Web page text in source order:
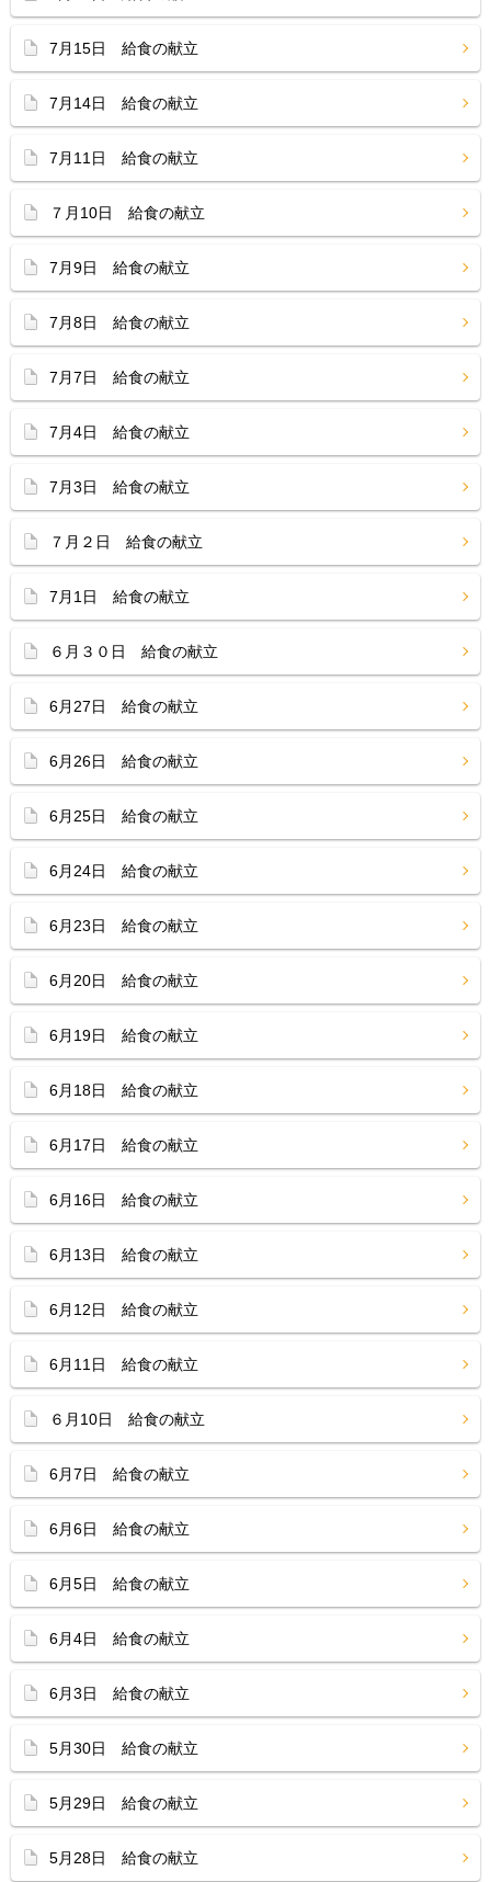
7月15日 給食の献立
7月14日 給食の献立
7月11日 給食の献立
７月10日 給食の献立
7月9日 給食の献立
7月8日 給食の献立
7月7日 給食の献立
7月4日 給食の献立
7月3日 給食の献立
７月２日 給食の献立
7月1日 給食の献立
６月３０日 給食の献立
6月27日 給食の献立
6月26日 給食の献立
6月25日 給食の献立
6月24日 給食の献立
6月23日 給食の献立
6月20日 給食の献立
6月19日 給食の献立
6月18日 給食の献立
6月17日 給食の献立
6月16日 給食の献立
6月13日 給食の献立
6月12日 給食の献立
6月11日 給食の献立
６月10日 給食の献立
6月7日 給食の献立
6月6日 給食の献立
6月5日 給食の献立
6月4日 給食の献立
6月3日 給食の献立
5月30日 給食の献立
5月29日 給食の献立
5月28日 給食の献立